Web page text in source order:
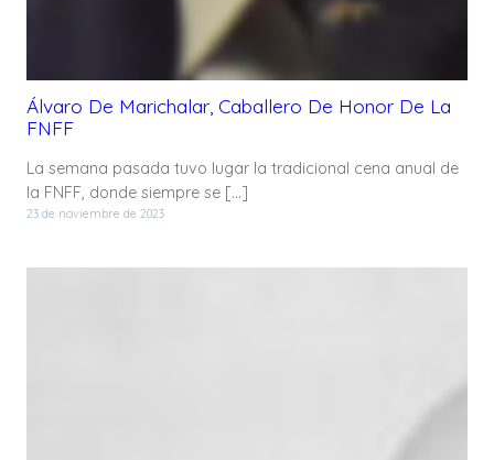
Álvaro De Marichalar, Caballero De Honor De La
FNFF
La semana pasada tuvo lugar la tradicional cena anual de
la FNFF, donde siempre se […]
23 de noviembre de 2023